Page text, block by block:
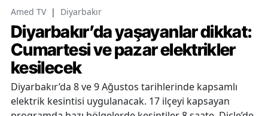
Amed TV | Diyarbakır
Diyarbakır’da yaşayanlar dikkat:
Cumartesi ve pazar elektrikler
kesilecek
Diyarbakır’da 8 ve 9 Ağustos tarihlerinde kapsamlı
elektrik kesintisi uygulanacak. 17 ilçeyi kapsayan